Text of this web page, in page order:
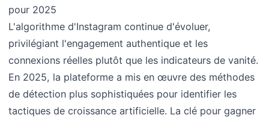
pour 2025
L'algorithme d'Instagram continue d'évoluer,
privilégiant l'engagement authentique et les
connexions réelles plutôt que les indicateurs de vanité.
En 2025, la plateforme a mis en œuvre des méthodes
de détection plus sophistiquées pour identifier les
tactiques de croissance artificielle. La clé pour gagner